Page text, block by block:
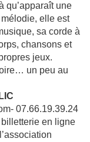
qu’apparaît une
elle est
sa corde à
chansons et
jeux.
un peu au
07.66.19.39.24
en ligne